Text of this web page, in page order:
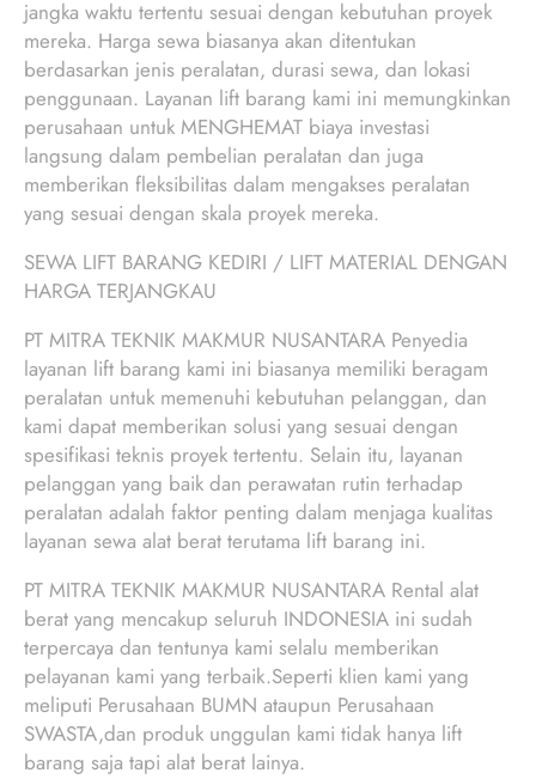
jangka waktu tertentu sesuai dengan kebutuhan proyek
mereka. Harga sewa biasanya akan ditentukan
berdasarkan jenis peralatan, durasi sewa, dan lokasi
penggunaan. Layanan lift barang kami ini memungkinkan
perusahaan untuk MENGHEMAT biaya investasi
langsung dalam pembelian peralatan dan juga
memberikan fleksibilitas dalam mengakses peralatan
yang sesuai dengan skala proyek mereka.
SEWA LIFT BARANG KEDIRI / LIFT MATERIAL DENGAN
HARGA TERJANGKAU
PT MITRA TEKNIK MAKMUR NUSANTARA Penyedia
layanan lift barang kami ini biasanya memiliki beragam
peralatan untuk memenuhi kebutuhan pelanggan, dan
kami dapat memberikan solusi yang sesuai dengan
spesifikasi teknis proyek tertentu. Selain itu, layanan
pelanggan yang baik dan perawatan rutin terhadap
peralatan adalah faktor penting dalam menjaga kualitas
layanan sewa alat berat terutama lift barang ini.
PT MITRA TEKNIK MAKMUR NUSANTARA Rental alat
berat yang mencakup seluruh INDONESIA ini sudah
terpercaya dan tentunya kami selalu memberikan
pelayanan kami yang terbaik.Seperti klien kami yang
meliputi Perusahaan BUMN ataupun Perusahaan
SWASTA,dan produk unggulan kami tidak hanya lift
barang saja tapi alat berat lainya.